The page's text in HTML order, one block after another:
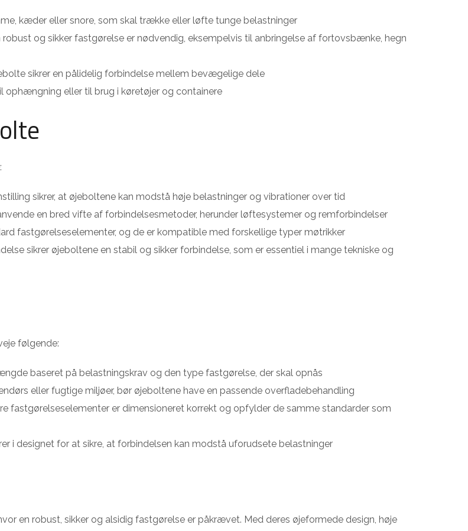
kæder eller snore, som skal trække eller løfte tunge belastninger
robust og sikker fastgørelse er nødvendig, eksempelvis til anbringelse af fortovsbænke, hegn
sikrer en pålidelig forbindelse mellem bevægelige dele
ophængning eller til brug i køretøjer og containere
sikrer, at øjeboltene kan modstå høje belastninger og vibrationer over tid
en bred vifte af forbindelsesmetoder, herunder løftesystemer og remforbindelser
fastgørelseselementer, og de er kompatible med forskellige typer møtrikker
sikrer øjeboltene en stabil og sikker forbindelse, som er essentiel i mange tekniske og
følgende:
baseret på belastningskrav og den type fastgørelse, der skal opnås
eller fugtige miljøer, bør øjeboltene have en passende overfladebehandling
fastgørelseselementer er dimensioneret korrekt og opfylder de samme standarder som
i designet for at sikre, at forbindelsen kan modstå uforudsete belastninger
en robust, sikker og alsidig fastgørelse er påkrævet. Med deres øjeformede design, høje